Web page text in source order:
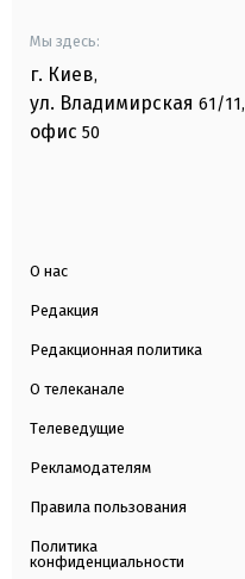
Мы здесь:
г. Киев,
ул. Владимирская 61/11,
офис 50
О нас
Редакция
Редакционная политика
О телеканале
Телеведущие
Рекламодателям
Правила пользования
Политика
конфиденциальности